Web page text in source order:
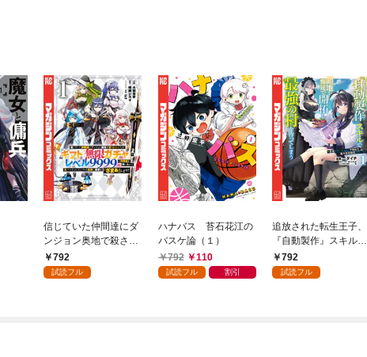
信じていた仲間達にダ
ンジョン奥地で殺され
かけたがギフト『無限
ガチャ』でレベル９９
792
試読フル
ハナバス 苔石花江の
バスケ論（１）
792
110
試読フル 割引
追放された転生王子、
『自動製作』スキルで
領地を爆速で開拓し最
強の村を作ってしまう
792
試読フル